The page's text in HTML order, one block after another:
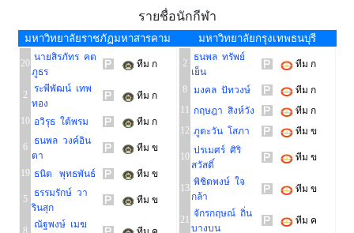
รายชื่อนักกีฬา
มหาวิทยาลัยราชภัฏมหาสารคาม มหาวิทยาลัยกรุงเทพธนบุรี
20
นายสิรภัทร คต
ภูธร
ทีม ก
2
ระพีพัฒน์ เทพ
ทอง
ทีม ก
10 อวิรุธ ใต้พรม ทีม ก
6
ธนพล วงค์อิน
ตา
ทีม ข
19 ธนิต พุทธพันธ์ ทีม ข
5
ธรรมรักษ์ วา
รินสุก
ทีม ข
8
ณัฐพงษ์ เมฆ
2
ธนพล ทรัพย์
เย็น
ทีม ก
8 มงคล ปัทวงษ์
ทีม ก
11
กฤษฎา สิงห์วัง
ทีม ก
12 ภูตะวัน โสภา ทีม ข
10
ปรเมศร์ ศิริ
สวัสดิ์
ทีม ข
13
พิชิตพงษ์ ใจ
กล้า
ทีม ข
21
จักรกฤษณ์ ถิ่น
บางบน
ทีม ค